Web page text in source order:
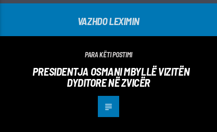
VAZHDO LEXIMIN
PARA KËTI POSTIMI
PRESIDENTJA OSMANI MBYLLË VIZITËN
DYDITORE NË ZVICËR